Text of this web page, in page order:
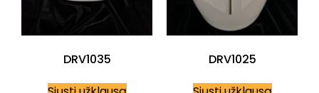
DRV1035
DRV1025